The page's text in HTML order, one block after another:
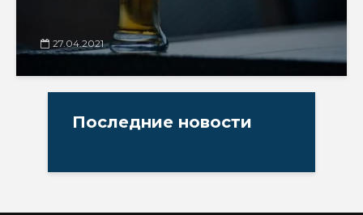
27.04.2021
Последние новости